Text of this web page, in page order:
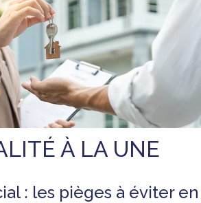
À LA UNE
: les pièges à éviter en